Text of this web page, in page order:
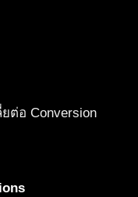
ต่อ Conversion